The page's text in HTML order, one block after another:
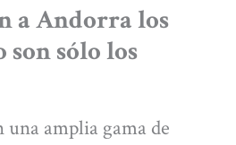
a Andorra los
son sólo los
amplia gama de